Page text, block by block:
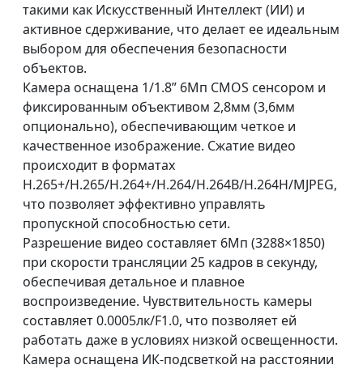
такими как Искусственный Интеллект (ИИ) и
активное сдерживание, что делает ее идеальным
выбором для обеспечения безопасности
объектов.
Камера оснащена 1/1.8” 6Мп CMOS сенсором и
фиксированным объективом 2,8мм (3,6мм
опционально), обеспечивающим четкое и
качественное изображение. Сжатие видео
происходит в форматах
H.265+/H.265/H.264+/H.264/H.264B/H.264H/MJPEG,
что позволяет эффективно управлять
пропускной способностью сети.
Разрешение видео составляет 6Мп (3288×1850)
при скорости трансляции 25 кадров в секунду,
обеспечивая детальное и плавное
воспроизведение. Чувствительность камеры
составляет 0.0005лк/F1.0, что позволяет ей
работать даже в условиях низкой освещенности.
Камера оснащена ИК-подсветкой на расстоянии